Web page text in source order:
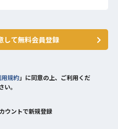
して無料会員登録
用規約」に同意の上、ご利用くだ
い。
ウントで新規登録